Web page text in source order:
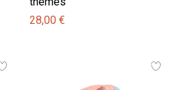
28,00 €